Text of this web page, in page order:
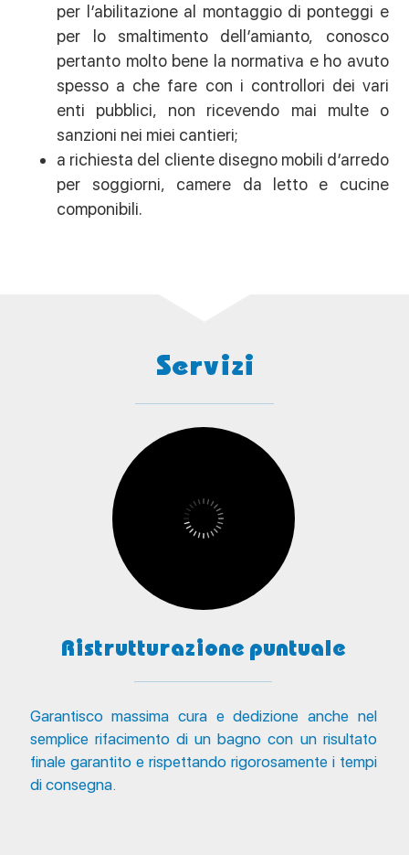
per l’abilitazione al montaggio di ponteggi e
per lo smaltimento dell’amianto, conosco
pertanto molto bene la normativa e ho avuto
spesso a che fare con i controllori dei vari
enti pubblici, non ricevendo mai multe o
sanzioni nei miei cantieri;
a richiesta del cliente disegno mobili d’arredo
per soggiorni, camere da letto e cucine
componibili.
Servizi
Ristrutturazione puntuale
Garantisco massima cura e dedizione anche nel
semplice rifacimento di un bagno con un risultato
finale garantito e rispettando rigorosamente i tempi
di consegna.